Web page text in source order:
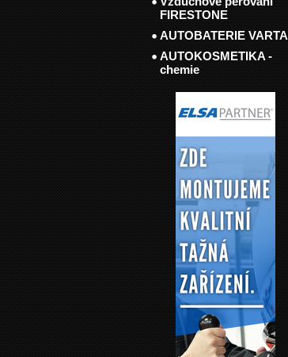
FIRESTONE
AUTOBATERIE VARTA
AUTOKOSMETIKA -
chemie